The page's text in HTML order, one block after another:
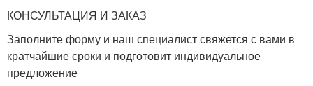
КОНСУЛЬТАЦИЯ И ЗАКАЗ
Заполните форму и наш специалист свяжется с вами в
кратчайшие сроки и подготовит индивидуальное
предложение